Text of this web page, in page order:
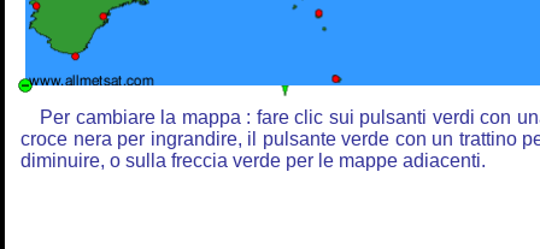
Per cambiare la mappa : fare clic sui pulsanti verdi con
croce nera per ingrandire, il pulsante verde con un trattino
diminuire, o sulla freccia verde per le mappe adiacenti.